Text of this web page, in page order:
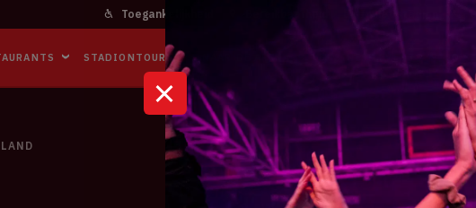
Toegankelijkheid
STADIONTOURS NAAR DE ARENA